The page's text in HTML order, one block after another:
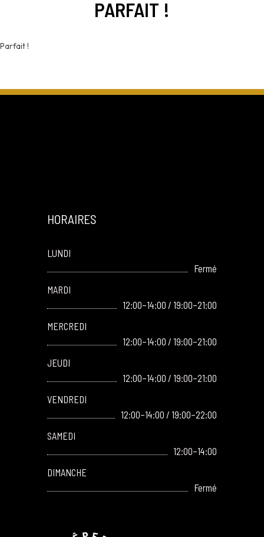
PARFAIT !
Parfait !
HORAIRES
LUNDI
Fermé
MARDI
12:00–14:00 / 19:00–21:00
MERCREDI
12:00–14:00 / 19:00–21:00
JEUDI
12:00–14:00 / 19:00–21:00
VENDREDI
12:00–14:00 / 19:00–22:00
SAMEDI
12:00–14:00
DIMANCHE
Fermé